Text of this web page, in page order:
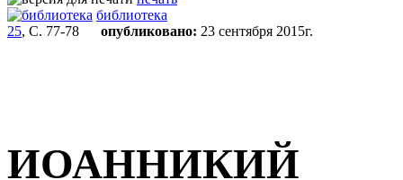
библиотека
25, С. 77-78 опубликовано: 23 сентября 2015г.
ИОАННИКИЙ